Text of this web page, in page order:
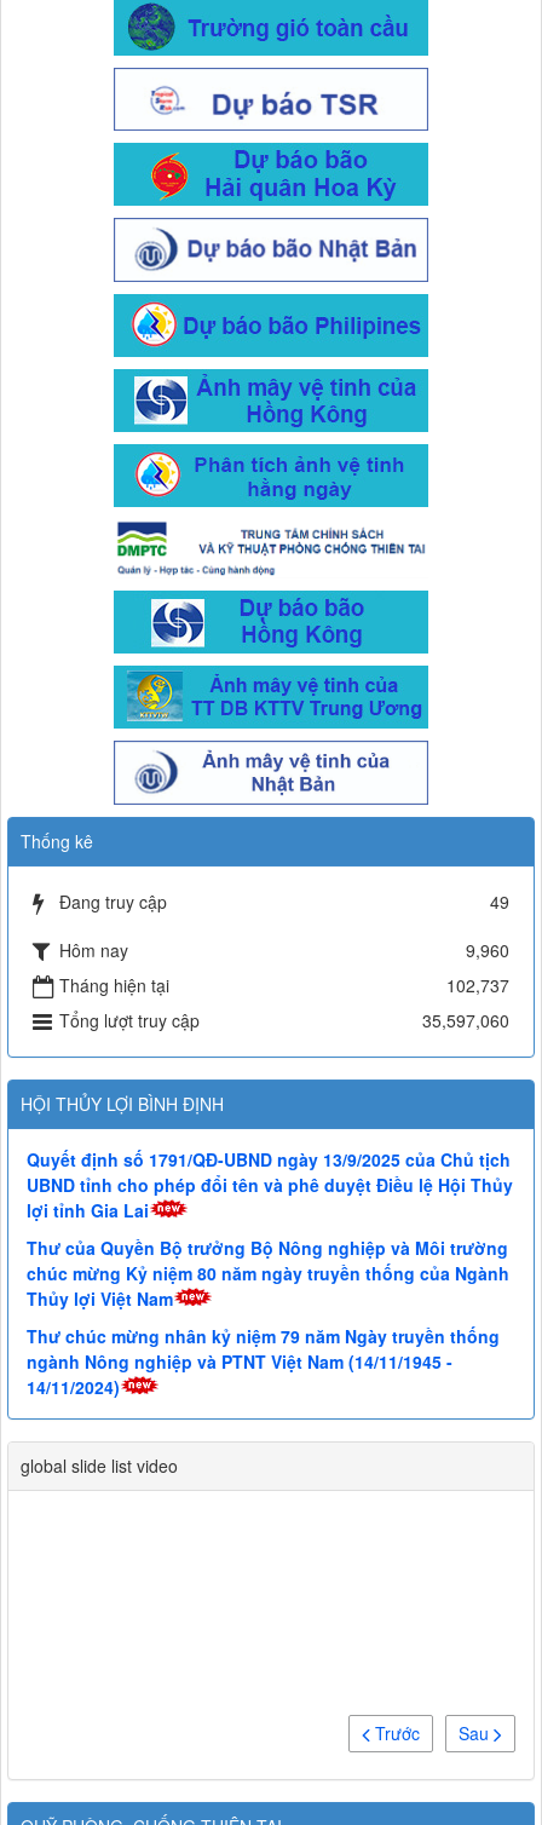
Thống kê
Đang truy cập
49
Hôm nay
9,960
Tháng hiện tại
102,737
Tổng lượt truy cập
35,597,060
HỘI THỦY LỢI BÌNH ĐỊNH
Quyết định số 1791/QĐ-UBND ngày 13/9/2025 của Chủ tịch
UBND tỉnh cho phép đổi tên và phê duyệt Điều lệ Hội Thủy
lợi tỉnh Gia Lai
Thư của Quyền Bộ trưởng Bộ Nông nghiệp và Môi trường
chúc mừng Kỷ niệm 80 năm ngày truyền thống của Ngành
Thủy lợi Việt Nam
Thư chúc mừng nhân kỷ niệm 79 năm Ngày truyền thống
ngành Nông nghiệp và PTNT Việt Nam (14/11/1945 -
14/11/2024)
global slide list video
Sau
Trước